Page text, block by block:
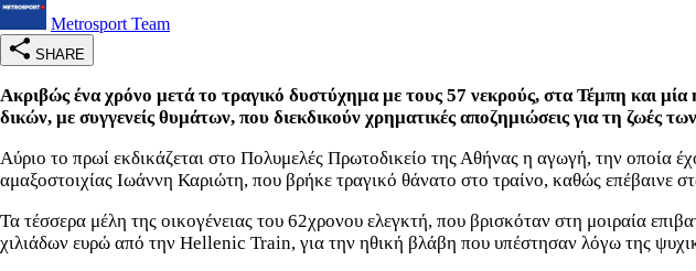
Metrosport Team
SHARE
Ακριβώς ένα χρόνο μετά το τραγικό δυστύχημα με τους 57 νεκρούς, στα Τέμπη και
δικών, με συγγενείς θυμάτων, που διεκδικούν χρηματικές αποζημιώσεις για τη ζωές
Αύριο το πρωί εκδικάζεται στο Πολυμελές Πρωτοδικείο της Αθήνας η αγωγή, την οποία
αμαξοστοιχίας Ιωάννη Καριώτη, που βρήκε τραγικό θάνατο στο τραίνο, καθώς επέβαινε
Τα τέσσερα μέλη της οικογένειας του 62χρονου ελεγκτή, που βρισκόταν στη μοιραία
χιλιάδων ευρώ από την Hellenic Train, για την ηθική βλάβη που υπέστησαν λόγω της